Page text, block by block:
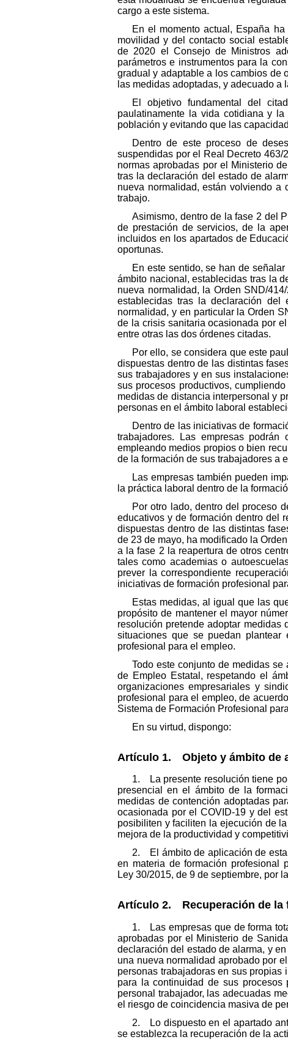
cargo a este sistema.
En el momento actual, España
movilidad y del contacto social
de 2020 el Consejo de Ministros
parámetros e instrumentos para la
gradual y adaptable a los cambios de
las medidas adoptadas, y adecuado
El objetivo fundamental del
paulatinamente la vida cotidiana y
población y evitando que las
Dentro de este proceso de
suspendidas por el Real Decreto 463/
normas aprobadas por el Ministerio
tras la declaración del estado de
nueva normalidad, están volviendo a
trabajo.
Asimismo, dentro de la fase 2 del
de prestación de servicios, de la
incluidos en los apartados de
oportunas.
En este sentido, se han de
ámbito nacional, establecidas tras la
nueva normalidad, la Orden SND/
establecidas tras la declaración
normalidad, y en particular la Orden
de la crisis sanitaria ocasionada por
entre otras las dos órdenes citadas.
Por ello, se considera que este
dispuestas dentro de las distintas
sus trabajadores y en sus
sus procesos productivos,
medidas de distancia interpersonal y
personas en el ámbito laboral
Dentro de las iniciativas de
trabajadores. Las empresas
empleando medios propios o bien
de la formación de sus trabajadores a
Las empresas también pueden
la práctica laboral dentro de la
Por otro lado, dentro del proceso
educativos y de formación dentro del
dispuestas dentro de las distintas
de 23 de mayo, ha modificado la
a la fase 2 la reapertura de otros
tales como academias o
prever la correspondiente
iniciativas de formación profesional
Estas medidas, al igual que las
propósito de mantener el mayor
resolución pretende adoptar medidas
situaciones que se puedan
profesional para el empleo.
Todo este conjunto de medidas
de Empleo Estatal, respetando el
organizaciones empresariales y
profesional para el empleo, de
Sistema de Formación Profesional
En su virtud, dispongo:
Artículo 1. Objeto y ámbito de
1. La presente resolución tiene
presencial en el ámbito de la
medidas de contención adoptadas
ocasionada por el COVID-19 y del
posibiliten y faciliten la ejecución de
mejora de la productividad y
2. El ámbito de aplicación de esta
en materia de formación
Ley 30/2015, de 9 de septiembre, por
Artículo 2. Recuperación de la
1. Las empresas que de forma
aprobadas por el Ministerio de
declaración del estado de alarma, y
una nueva normalidad aprobado por
personas trabajadoras en sus
para la continuidad de sus procesos
personal trabajador, las adecuadas
el riesgo de coincidencia masiva de
2. Lo dispuesto en el apartado
se establezca la recuperación de la